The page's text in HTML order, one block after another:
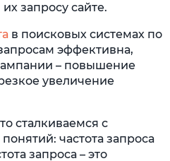
запросу сайте.
в поисковых системах по
эффективна,
– повышение
увеличение
сталкиваемся с
частота запроса
запроса – это